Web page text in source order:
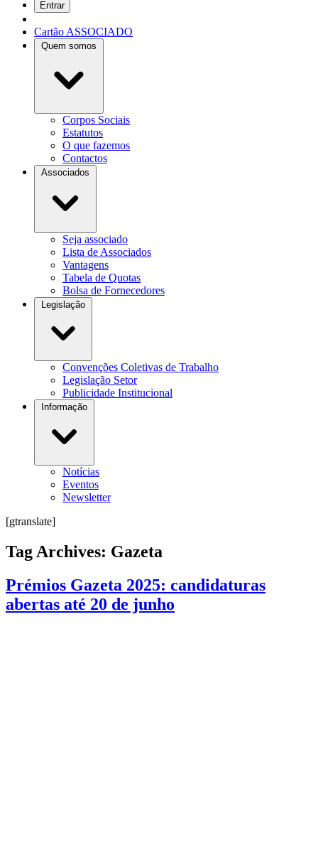
Entrar
Cartão ASSOCIADO
Quem somos
Corpos Sociais
Estatutos
O que fazemos
Contactos
Associados
Seja associado
Lista de Associados
Vantagens
Tabela de Quotas
Bolsa de Fornecedores
Legislação
Convenções Coletivas de Trabalho
Legislação Setor
Publicidade Institucional
Informação
Notícias
Eventos
Newsletter
[gtranslate]
Tag Archives: Gazeta
Prémios Gazeta 2025: candidaturas
abertas até 20 de junho